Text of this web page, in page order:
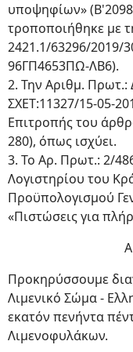
υποψηφίων»
τροποποιήθηκε με
2421.1/63296/2019/
96ΓΠ4653ΠΩ-ΛΒ6).
2. Την Αριθμ.
ΣΧΕΤ:11327/15-05-
Επιτροπής του
280), όπως ισχύει.
3. Το Αρ. Πρωτ.: 2/
Λογιστηρίου του
Προϋπολογισμού
«Πιστώσεις για
Προκηρύσσουμε
Λιμενικό Σώμα -
εκατόν πενήντα
Λιμενοφυλάκων.